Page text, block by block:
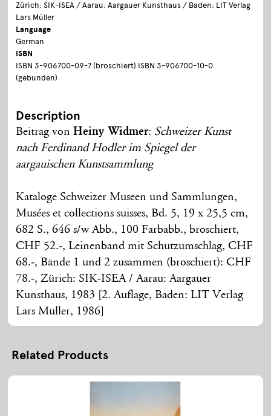
Zürich: SIK-ISEA / Aarau: Aargauer Kunsthaus / Baden: LIT Verlag
Lars Müller
Language
German
ISBN
ISBN 3-906700-09-7 (broschiert) ISBN 3-906700-10-0
(gebunden)
Description
Beitrag vonHeiny Widmer: Schweizer Kunst
nach Ferdinand Hodler im Spiegel der
aargauischen Kunstsammlung
Kataloge Schweizer Museen und Sammlungen,
Musées et collections suisses, Bd. 5, 19 x 25,5 cm,
682 S., 646 s/w Abb., 100 Farbabb., broschiert,
CHF 52.-, Leinenband mit Schutzumschlag, CHF
68.-, Bände 1 und 2 zusammen (broschiert): CHF
78.-, Zürich: SIK-ISEA / Aarau: Aargauer
Kunsthaus, 1983 [2. Auflage, Baden: LIT Verlag
Lars Müller, 1986]
Related Products